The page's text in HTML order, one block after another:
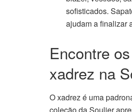
sofisticados.
ajudam a finalizar
Encontre
xadrez na
O xadrez é uma
coleção da Soulier